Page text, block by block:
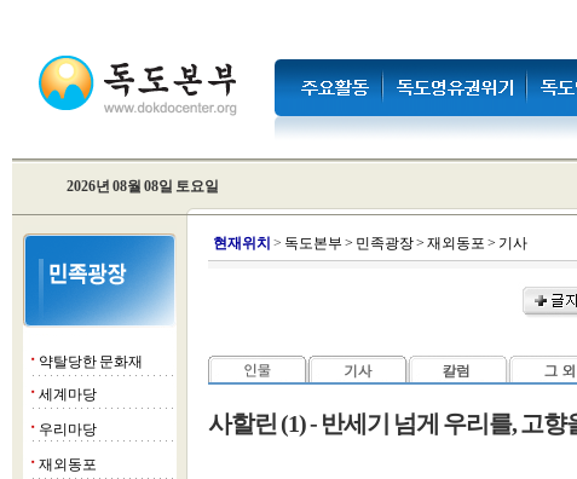
2026년 08월 08일 토요일
■ 약탈당한 문화재
■ 세계마당
■ 우리마당
■ 재외동포
현재위치 > 독도본부 > 민족광장> 재외동포 > 기사
사할린 (1) - 반세기 넘게 우리를, 고향